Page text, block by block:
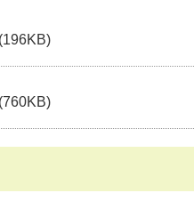
(196KB)
(760KB)